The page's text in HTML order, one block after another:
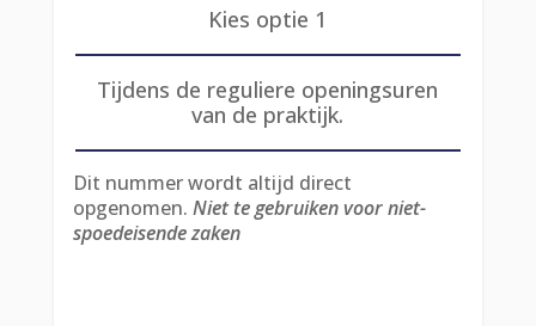
Kies optie 1
Tijdens de reguliere openingsuren
van de praktijk.
Dit nummer wordt altijd direct
opgenomen. Niet te gebruiken voor niet-
spoedeisende zaken